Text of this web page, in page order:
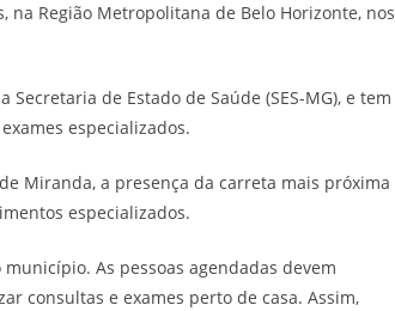
na Região Metropolitana de Belo Horizonte, nos
de Estado de Saúde (SES-MG), e tem
especializados.
Miranda, a presença da carreta mais próxima
especializados.
As pessoas agendadas devem
consultas e exames perto de casa. Assim,